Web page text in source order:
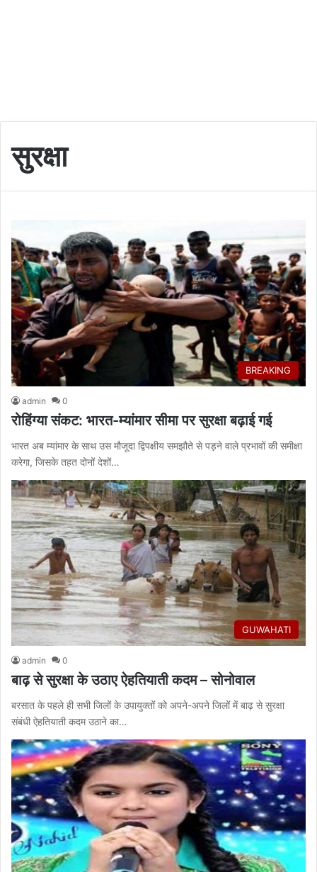
सुरक्षा
BREAKING
admin 0
रोहिंग्या संकट: भारत-म्यांमार सीमा पर सुरक्षा बढ़ाई गई
भारत अब म्यांमार के साथ उस मौजूदा द्विपक्षीय समझौते से पड़ने वाले प्रभावों की समीक्षा
करेगा, जिसके तहत दोनों देशों…
GUWAHATI
admin 0
बाढ़ से सुरक्षा के उठाए ऐहतियाती कदम – सोनोवाल
बरसात के पहले ही सभी जिलों के उपायुक्तों को अपने-अपने जिलों में बाढ़ से सुरक्षा
संबंधी ऐहतियाती कदम उठाने का…